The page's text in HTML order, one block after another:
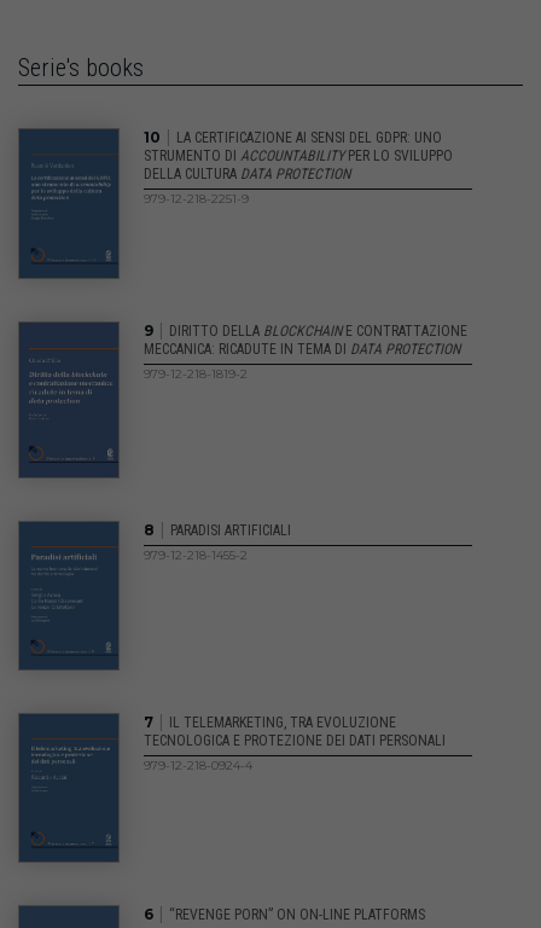
Serie's books
10 | LA CERTIFICAZIONE AI SENSI DEL GDPR: UNO
STRUMENTO DI ACCOUNTABILITYPER LO SVILUPPO
DELLA CULTURA DATA PROTECTION
979-12-218-2251-9
9 | DIRITTO DELLA BLOCKCHAINE CONTRATTAZIONE
MECCANICA: RICADUTE IN TEMA DI DATA PROTECTION
979-12-218-1819-2
8 | PARADISI ARTIFICIALI
979-12-218-1455-2
7 |
IL TELEMARKETING, TRA EVOLUZIONE
TECNOLOGICA E PROTEZIONE DEI DATI PERSONALI
979-12-218-0924-4
6 “REVENGE PORN” ON ON-LINE PLATFORMS